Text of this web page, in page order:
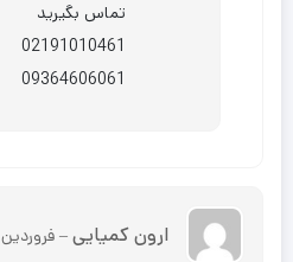
تماس بگیرید
02191010461
09364606061
ارون کمیایی – فروردین 21, 1404